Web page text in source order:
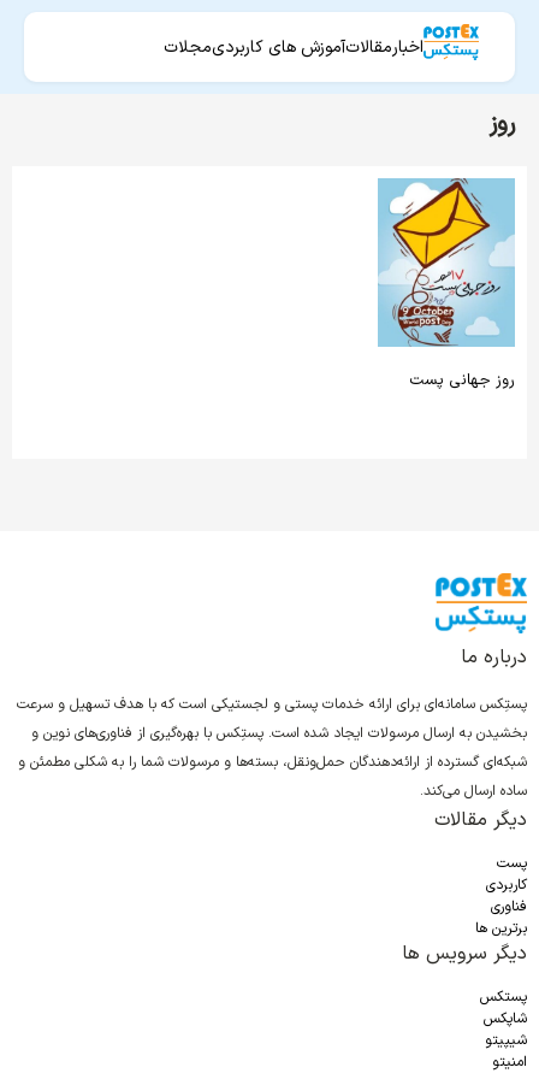
اخبارمقالاتآموزش های کاربردیمجلات
روز
روز جهانی پست
درباره ما
پستِکس سامانه‌ای برای ارائه خدمات پستی و لجستیکی است که با هدف تسهیل و سرعت
بخشیدن به ارسال مرسولات ایجاد شده است. پستِکس با بهره‌گیری از فناوری‌های نوین و
شبکه‌ای گسترده از ارائه‌دهندگان حمل‌ونقل، بسته‌ها و مرسولات شما را به شکلی مطمئن و
ساده ارسال می‌کند.
دیگر مقالات
پست
کاربردی
فناوری
برترین ها
دیگر سرویس ها
پستکس
شاپکس
شیپیتو
امنیتو